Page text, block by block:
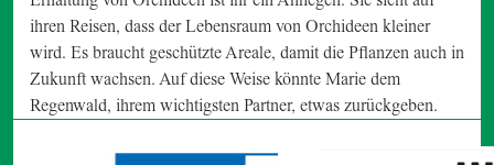
ihren Reisen, dass der Lebensraum von Orchideen kleiner
wird. Es braucht geschützte Areale, damit die Pflanzen auch in
Zukunft wachsen. Auf diese Weise könnte Marie dem
Regenwald, ihrem wichtigsten Partner, etwas zurückgeben.